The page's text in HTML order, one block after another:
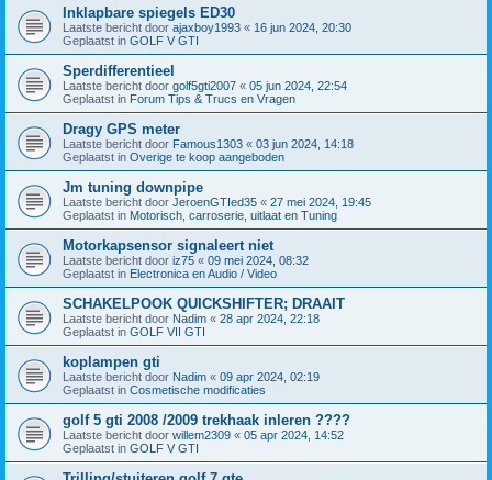
Inklapbare spiegels ED30
Laatste bericht door ajaxboy1993 « 16 jun 2024, 20:30
Geplaatst in GOLF V GTI
Sperdifferentieel
Laatste bericht door golf5gti2007 « 05 jun 2024, 22:54
Geplaatst in Forum Tips & Trucs en Vragen
Dragy GPS meter
Laatste bericht door Famous1303 « 03 jun 2024, 14:18
Geplaatst in Overige te koop aangeboden
Jm tuning downpipe
Laatste bericht door JeroenGTIed35 « 27 mei 2024, 19:45
Geplaatst in Motorisch, carroserie, uitlaat en Tuning
Motorkapsensor signaleert niet
Laatste bericht door iz75 « 09 mei 2024, 08:32
Geplaatst in Electronica en Audio / Video
SCHAKELPOOK QUICKSHIFTER; DRAAIT
Laatste bericht door Nadim « 28 apr 2024, 22:18
Geplaatst in GOLF VII GTI
koplampen gti
Laatste bericht door Nadim « 09 apr 2024, 02:19
Geplaatst in Cosmetische modificaties
golf 5 gti 2008 /2009 trekhaak inleren ????
Laatste bericht door willem2309 « 05 apr 2024, 14:52
Geplaatst in GOLF V GTI